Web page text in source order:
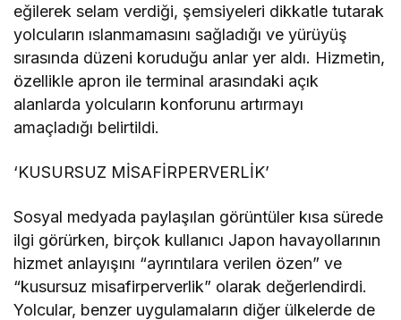
eğilerek selam verdiği, şemsiyeleri dikkatle tutarak
yolcuların ıslanmamasını sağladığı ve yürüyüş
sırasında düzeni koruduğu anlar yer aldı. Hizmetin,
özellikle apron ile terminal arasındaki açık
alanlarda yolcuların konforunu artırmayı
amaçladığı belirtildi.
‘KUSURSUZ MİSAFİRPERVERLİK’
Sosyal medyada paylaşılan görüntüler kısa sürede
ilgi görürken, birçok kullanıcı Japon havayollarının
hizmet anlayışını “ayrıntılara verilen özen” ve
“kusursuz misafirperverlik” olarak değerlendirdi.
Yolcular, benzer uygulamaların diğer ülkelerde de